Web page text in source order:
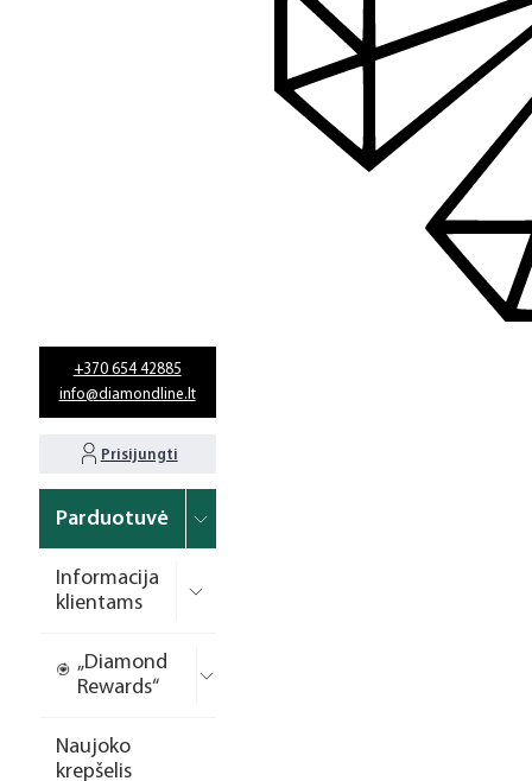
+370 654 42885
info@diamondline.lt
Prisijungti
Parduotuvė
Informacija
klientams
„Diamond
Rewards“
Naujoko
krepšelis